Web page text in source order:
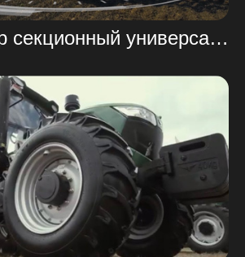
Культиватор секционный универсальный АЛТАЙ КСУ-15АЗ